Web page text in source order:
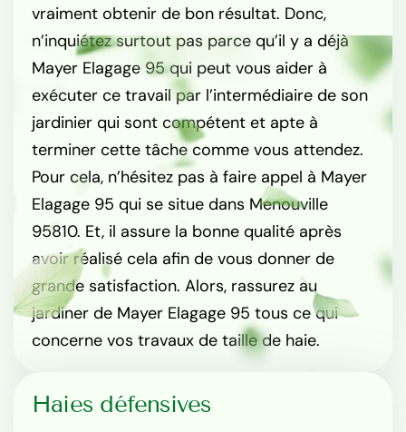
vraiment obtenir de bon résultat. Donc,
n’inquiétez surtout pas parce qu’il y a déjà
Mayer Elagage 95 qui peut vous aider à
exécuter ce travail par l’intermédiaire de son
jardinier qui sont compétent et apte à
terminer cette tâche comme vous attendez.
Pour cela, n’hésitez pas à faire appel à Mayer
Elagage 95 qui se situe dans Menouville
95810. Et, il assure la bonne qualité après
avoir réalisé cela afin de vous donner de
grande satisfaction. Alors, rassurez au
jardiner de Mayer Elagage 95 tous ce qui
concerne vos travaux de taille de haie.
Haies défensives